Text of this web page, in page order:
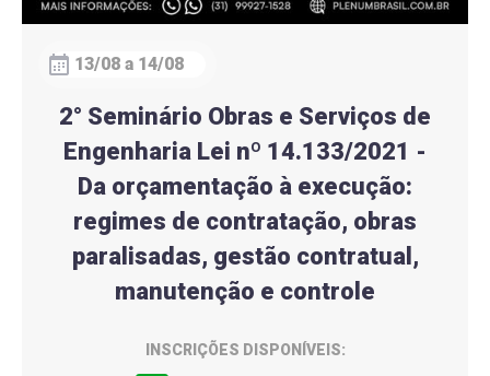
13/08 a 14/08
2° Seminário Obras e Serviços de
Engenharia Lei nº 14.133/2021 -
Da orçamentação à execução:
regimes de contratação, obras
paralisadas, gestão contratual,
manutenção e controle
INSCRIÇÕES DISPONÍVEIS: